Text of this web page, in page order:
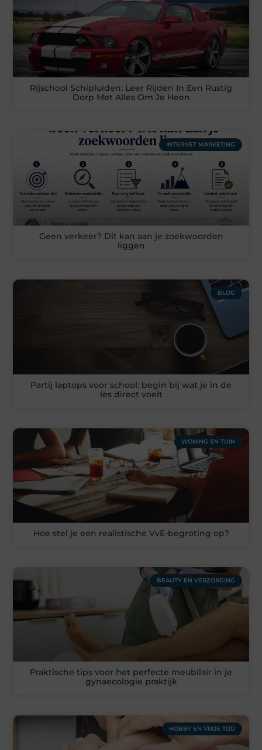
Rijschool Schipluiden: Leer Rijden In Een Rustig
Dorp Met Alles Om Je Heen
INTERNET MARKETING
Geen verkeer? Dit kan aan je zoekwoorden
liggen
BLOG
Partij laptops voor school: begin bij wat je in de
les direct voelt
WONING EN TUIN
Hoe stel je een realistische VvE-begroting op?
BEAUTY EN VERZORGING
Praktische tips voor het perfecte meubilair in je
gynaecologie praktijk
HOBBY EN VRIJE TIJD